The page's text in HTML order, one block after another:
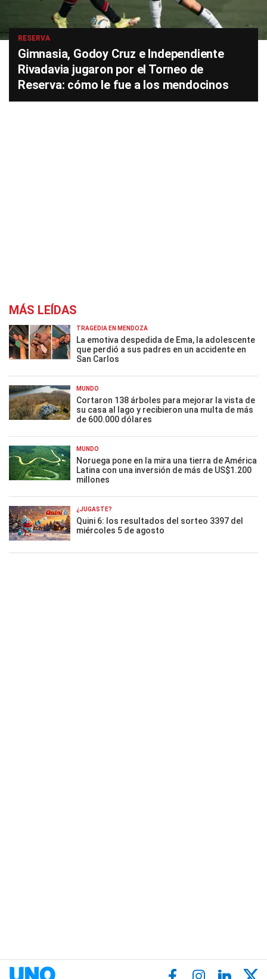
RESERVA
Gimnasia, Godoy Cruz e Independiente
Rivadavia jugaron por el Torneo de
Reserva: cómo le fue a los mendocinos
MÁS LEÍDAS
TRAGEDIA EN MENDOZA
La emotiva despedida de Ema, la adolescente
que perdió a sus padres en un accidente en
San Carlos
MUNDO
Cortaron 138 árboles para mejorar la vista de
su casa al lago y recibieron una multa de más
de 600.000 dólares
MUNDO
Noruega pone en la mira una tierra de América
Latina con una inversión de más de US$1.200
millones
¿JUGASTE?
Quini 6: los resultados del sorteo 3397 del
miércoles 5 de agosto